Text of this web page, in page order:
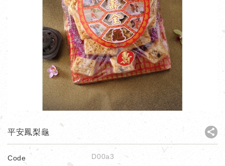
平安鳳梨龜
Code D00a3